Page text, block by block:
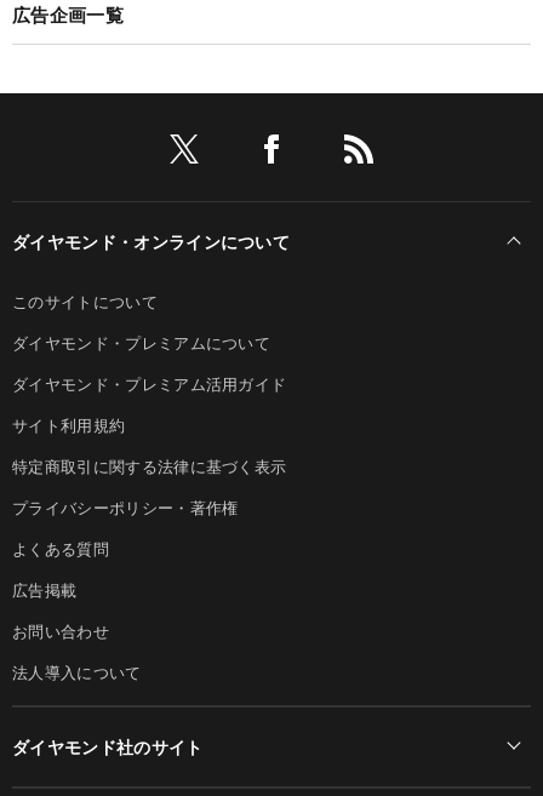
広告企画一覧
ダイヤモンド・オンラインについて
このサイトについて
ダイヤモンド・プレミアムについて
ダイヤモンド・プレミアム活用ガイド
サイト利用規約
特定商取引に関する法律に基づく表示
プライバシーポリシー・著作権
よくある質問
広告掲載
お問い合わせ
法人導入について
ダイヤモンド社のサイト